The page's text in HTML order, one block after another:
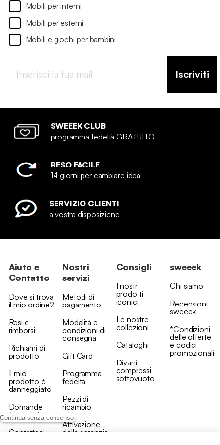
Continua senza consenso
Mobili per interni
Mobili per esterni
Mobili e giochi per bambini
Iscriviti
SWEEEK CLUB
programma fedeltà GRATUITO
RESO FACILE
14 giorni per cambiare idea
SERVIZIO CLIENTI
a vostra disposizione
Aiuto e
Contatto
Dove si trova
il mio ordine?
Resi e
rimborsi
Richiami di
prodotto
Il mio
prodotto è
danneggiato
Domande
frequenti
Contattaci
Nostri
servizi
Metodi di
pagamento
Modalità e
condizioni di
consegna
Gift Card
Programma
fedeltà
Pezzi di
ricambio
Attivazione
della garanzia
Consigli
I nostri
prodotti
iconici
Le nostre
collezioni
Cataloghi
Divani
compressi
sottovuoto
sweeek
Chi siamo
Recensioni
sweeek
*Condizioni
delle offerte
e codici
promozionali